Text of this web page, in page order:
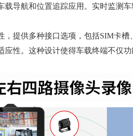
导航和位置追踪应用。实时监测
供多种接口选项，包括SIM卡槽
性。这种设计使得车载终端不仅